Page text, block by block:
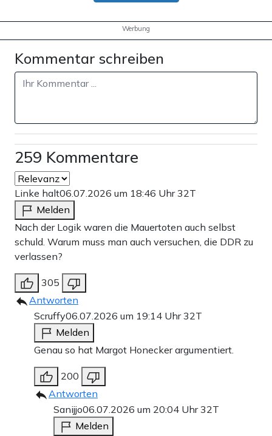
Werbung
Kommentar schreiben
259 Kommentare
Linke halt06.07.2026 um 18:46 Uhr32T
Melden
Nach der Logik waren die Mauertoten auch selbst
schuld. Warum muss man auch versuchen, die DDR zu
verlassen?
305
Antworten
Scruffy06.07.2026 um 19:14 Uhr32T
Melden
Genau so hat Margot Honecker argumentiert.
200
Antworten
Sanijjo06.07.2026 um 20:04 Uhr32T
Melden